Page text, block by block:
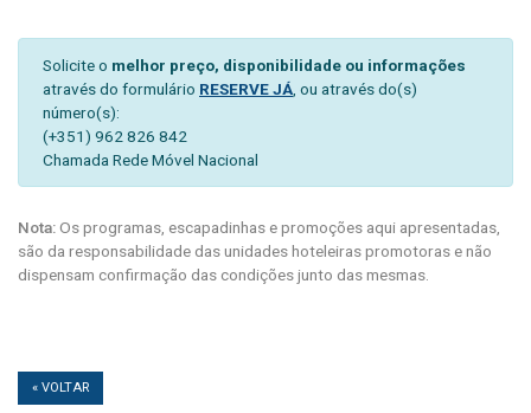
Solicite o melhor preço, disponibilidade ou informações
através do formulário RESERVE JÁ, ou através do(s)
número(s):
(+351) 962 826 842
Chamada Rede Móvel Nacional
Nota:Os programas, escapadinhas e promoções aqui apresentadas,
são da responsabilidade das unidades hoteleiras promotoras e não
dispensam confirmação das condições junto das mesmas.
« VOLTAR